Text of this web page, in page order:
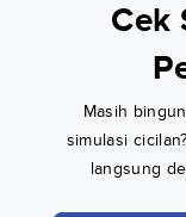
Cek
Masih
simulasi
langsung